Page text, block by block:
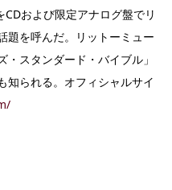
および限定アナログ盤でリ
題を呼んだ。リットーミュー
スタンダード・バイブル」
知られる。オフィシャルサイ